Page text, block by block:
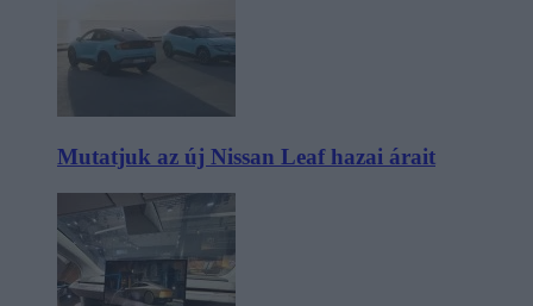
Mutatjuk az új Nissan Leaf hazai árait